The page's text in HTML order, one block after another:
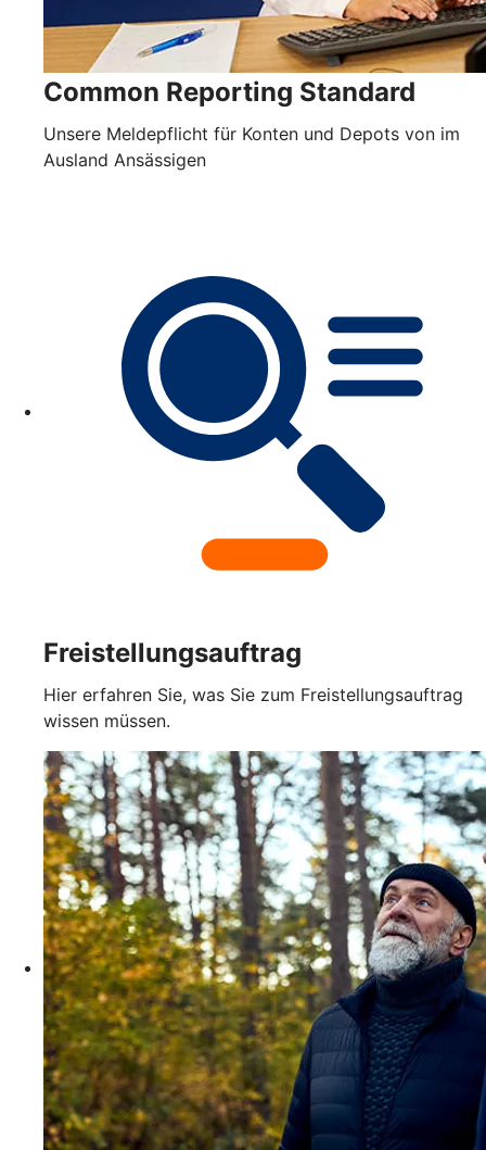
Common Reporting Standard
Unsere Meldepflicht für Konten und Depots von im
Ausland Ansässigen
Freistellungsauftrag
Hier erfahren Sie, was Sie zum Freistellungsauftrag
wissen müssen.